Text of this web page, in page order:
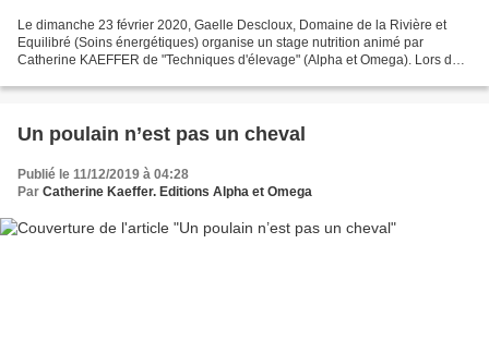
Le dimanche 23 février 2020, Gaelle Descloux, Domaine de la Rivière et
Equilibré (Soins énergétiques) organise un stage nutrition animé par
Catherine KAEFFER de "Techniques d'élevage" (Alpha et Omega). Lors de
Un poulain n’est pas un cheval
Publié le 11/12/2019 à 04:28
Par Catherine Kaeffer. Editions Alpha et Omega